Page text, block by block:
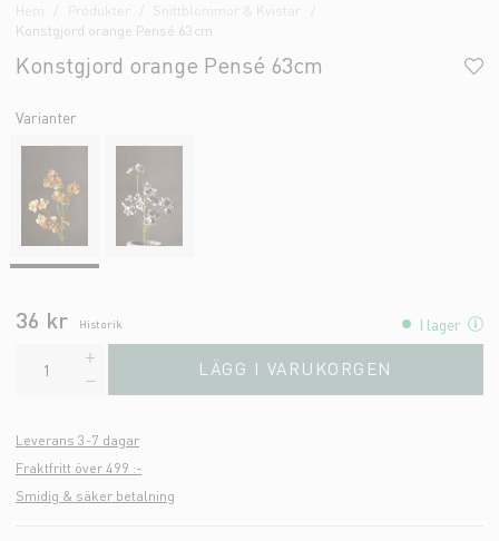
Hem Produkter
Snittblommor & Kvistar
Konstgjord orange Pensé 63cm
Konstgjord orange Pensé 63cm
Varianter
36 kr Historik I lager
LÄGG I VARUKORGEN
Leverans 3-7 dagar
Fraktfritt över 499 :-
Smidig & säker betalning